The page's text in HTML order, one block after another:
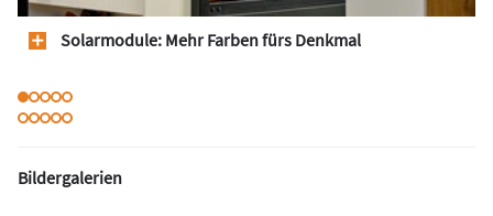
Solarmodule: Mehr Farben fürs Denkmal
Bildergalerien